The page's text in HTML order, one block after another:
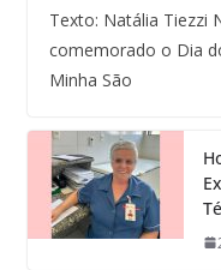
Texto: Natália Tiezzi
comemorado o Dia
Minha São